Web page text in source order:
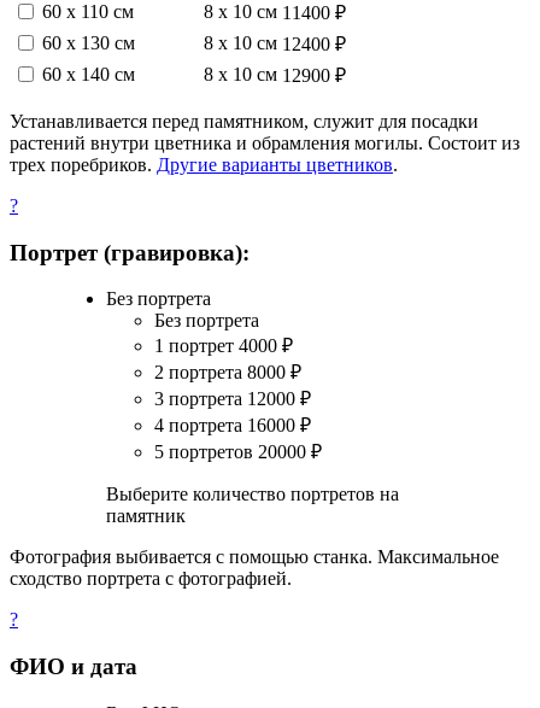
60 х 110 см
8 х 10 см 11400 ₽
60 х 130 см
8 х 10 см 12400 ₽
60 х 140 см
8 х 10 см 12900 ₽
Устанавливается перед памятником, служит для посадки
растений внутри цветника и обрамления могилы. Состоит из
трех поребриков. Другие варианты цветников.
?
Портрет (гравировка):
Без портрета
Без портрета
1 портрет 4000 ₽
2 портрета 8000 ₽
3 портрета 12000 ₽
4 портрета 16000 ₽
5 портретов 20000 ₽
Выберите количество портретов на
памятник
Фотография выбивается с помощью станка. Максимальное
сходство портрета с фотографией.
?
ФИО и дата